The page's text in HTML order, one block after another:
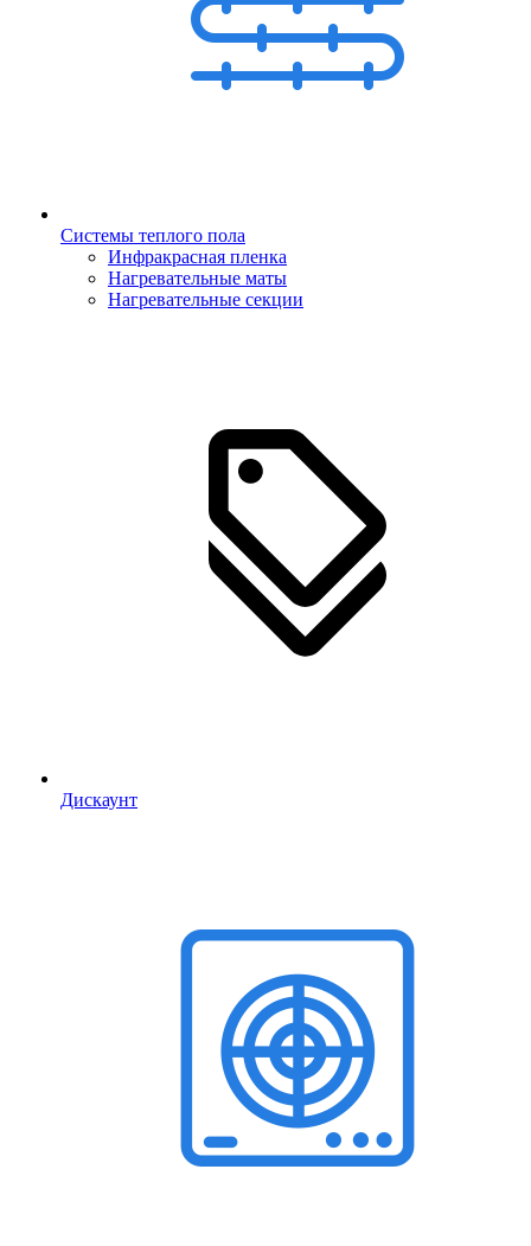
Системы теплого пола
Инфракрасная пленка
Нагревательные маты
Нагревательные секции
Дискаунт